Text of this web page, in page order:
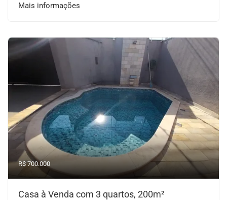
Mais informações
R$ 700.000
Casa à Venda com 3 quartos, 200m²